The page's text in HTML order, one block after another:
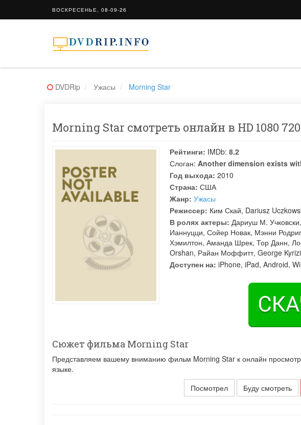
ВОСКРЕСЕНЬЕ, 08-09-26
DVDRip Ужасы Morning Star
Morning Star смотреть онлайн в HD 1080 720
Рейтинги: IMDb: 8.2
Слоган: Another dimension exists
Год выхода: 2010
Страна: США
Жанр: Ужасы
Режиссер: Ким Скай, Dariusz
В ролях актеры: Дариуш М. Учковски,
Ианнуцци, Сойер Новак, Мэнни
Хэмилтон, Аманда Шрек, Тор Данн,
Orshan, Райан Моффитт, George
Доступен на: iPhone, iPad, Android,
Сюжет фильма Morning Star
Представляем вашему вниманию фильм Morning Star к онлайн
языке.
Посмотрел
Буду смотреть